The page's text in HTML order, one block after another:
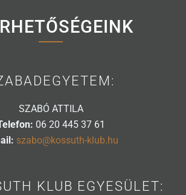
SZABÓ ATTILA
06 20 445 37 61
szabo@kossuth-klub.hu
KLUB EGYESÜLET: